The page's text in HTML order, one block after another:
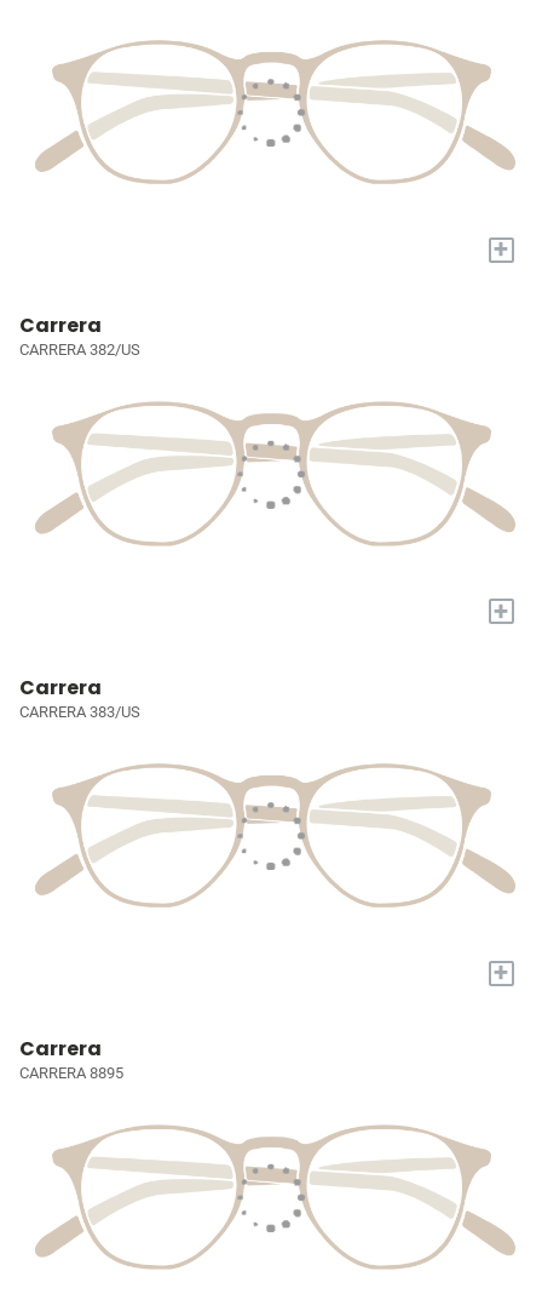
+
Carrera
CARRERA 382/US
+
Carrera
CARRERA 383/US
+
Carrera
CARRERA 8895